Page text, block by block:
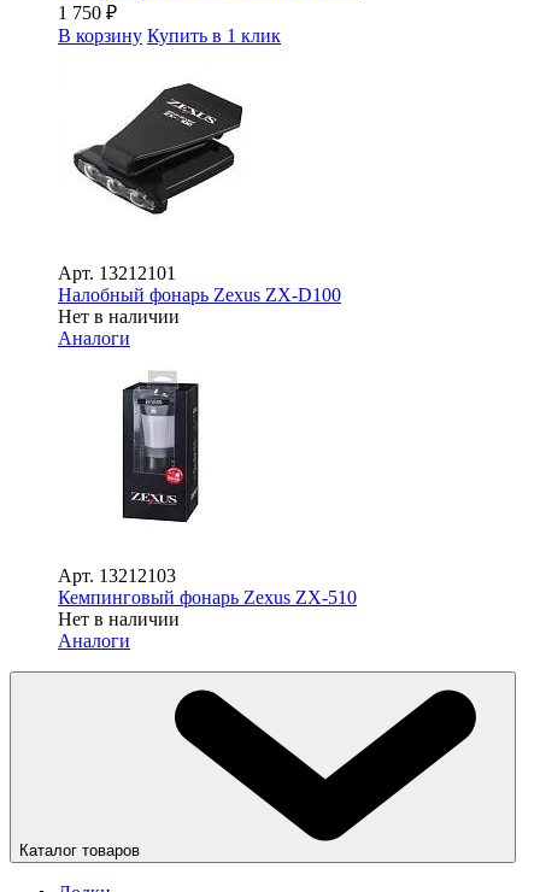
1 750 ₽
В корзину Купить в 1 клик
Арт. 13212101
Налобный фонарь Zexus ZX-D100
Нет в наличии
Аналоги
Арт. 13212103
Кемпинговый фонарь Zexus ZX-510
Нет в наличии
Аналоги
Каталог товаров